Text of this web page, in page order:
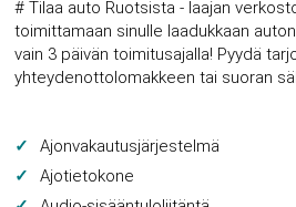
# Tilaa auto Ruotsista - laajan
toimittamaan sinulle laadukkaan
vain 3 päivän toimitusajalla! Pyydä
yhteydenottolomakkeen tai suoran
Ajonvakautusjärjestelmä
Ajotietokone